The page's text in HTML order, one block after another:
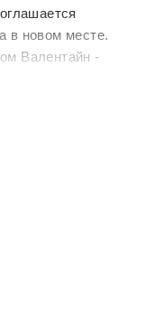
в новом месте.
Валентайн -
адепта Поднебесья!